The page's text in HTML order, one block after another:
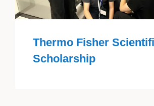
Thermo Fisher
Scholarship